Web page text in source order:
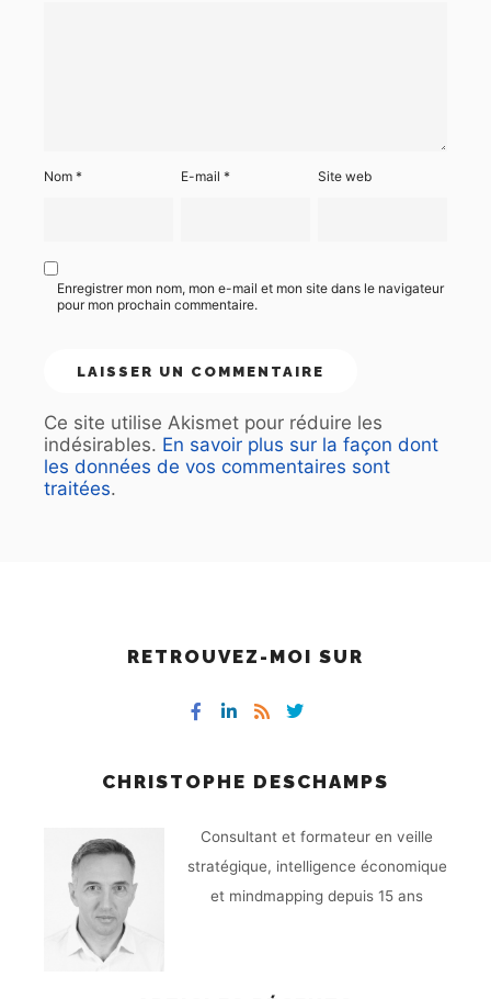
Nom * E-mail* Site web
Enregistrer mon nom, mon e-mail et mon site dans le navigateur
pour mon prochain commentaire.
Ce site utilise Akismet pour réduire les
indésirables. En savoir plus sur la façon dont
les données de vos commentaires sont
traitées.
RETROUVEZ-MOI SUR
CHRISTOPHE DESCHAMPS
Consultant et formateur en veille
stratégique, intelligence économique
et mindmapping depuis 15 ans